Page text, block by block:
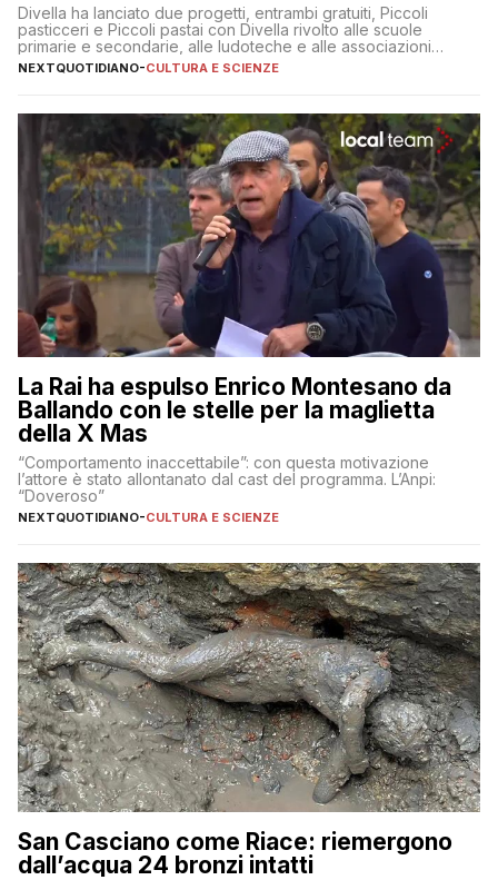
Divella ha lanciato due progetti, entrambi gratuiti, Piccoli
pasticceri e Piccoli pastai con Divella rivolto alle scuole
primarie e secondarie, alle ludoteche e alle associazioni
pugliesi che si occupano di bambini con ADHD
NEXTQUOTIDIANO-CULTURA E SCIENZE
La Rai ha espulso Enrico Montesano da
Ballando con le stelle per la maglietta
della X Mas
“Comportamento inaccettabile”: con questa motivazione
l’attore è stato allontanato dal cast del programma. L’Anpi:
“Doveroso”
NEXTQUOTIDIANO-CULTURA E SCIENZE
San Casciano come Riace: riemergono
dall’acqua 24 bronzi intatti